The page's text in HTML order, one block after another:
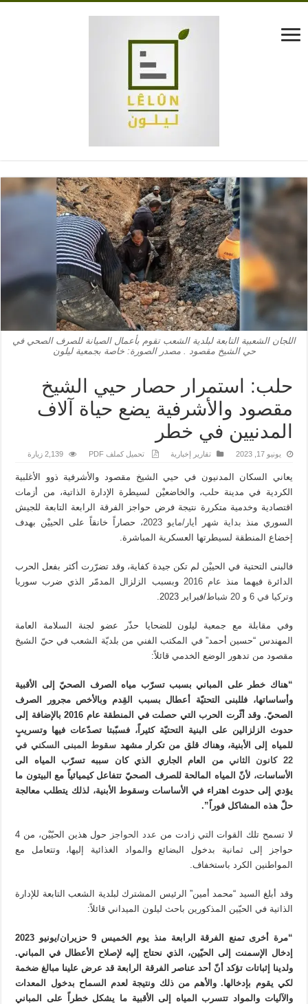
اللجان الشعبية التابعة لبلدية الشعب تقوم بأعمال الصيانة للصرف الصحي في
حي الشيخ مقصود . مصدر الصورة: خاصة بجمعية ليلون
حلب: استمرار حصار حيي الشيخ
مقصود والأشرفية يضع حياة آلاف
المدنيين في خطر
يونيو 17, 2023 تقارير إخبارية تحميل كملف PDF 2,139 زيارة
يعاني السكان المدنيون في حيي الشيخ مقصود والأشرفية ذوو الأغلبية
الكردية في مدينة حلب، والخاضعيْن لسيطرة الإدارة الذاتية، من أزمات
اقتصادية وخدمية متكررة نتيجة فرض حواجز الفرقة الرابعة التابعة للجيش
السوري منذ بداية شهر أيار/مايو 2023
، حصاراً خانقاً على الحييْن بهدف
إخضاع المنطقة لسيطرتها العسكرية المباشرة.
فالبنى التحتية في الحييْن لم تكن جيدة كفاية، وقد تضرّرت أكثر بفعل الحرب
الدائرة فيهما منذ عام 2016
وبسبب الزلزال المدمّر الذي ضرب سوريا
وتركيا في 6 و 20 شباط
/فبراير 2023.
وفي مقابلة مع جمعية ليلون للضحايا حذّر عضو لجنة السلامة العامة
المهندس “حسين أحمد” في المكتب الفني من بلديّة الشعب في حيّ الشيخ
مقصود من تدهور الوضع الخدمي قائلاً:
“هناك خطر على المباني بسبب تسرّب مياه الصرف الصحيّ إلى الأقبية
وأساساتها، فللبنى التحتيّة أعطال بسبب القِدم وبالأخص مجرور الصرف
الصحيّ. وقد أثّرت الحرب التي حصلت في المنطقة عام 2016 بالإضافة إلى
حدوث الزلزالين على البنية التحتيّة كثيراً، فسبّبتا تصدّعات فيها وتسريبٍ
للمياه إلى الأبنية، وهناك قلق من تكرار مشهد سقوط المبنى السكني في
22 كانون الثاني
من العام الجاري الذي كان سببه تسرّب المياه الى
الأساسات، لأنّ المياه المالحة للصرف الصحيّ تتفاعل كيميائياً مع البيتون ما
يؤدي إلى حدوث اهتراء في الأساسات وسقوط الأبنية، لذلك يتطلب معالجة
حلّ هذه المشاكل فوراً”.
لا تسمح تلك القوات التي زادت من عدد الحواجز
حول هذين الحيّيْن، من 4
حواجز إلى ثمانية بدخول البضائع والمواد الغذائية إليها، وتتعامل مع
المواطنين الكرد باستخفاف.
وقد أبلغ السيد “محمد أمين” الرئيس المشترك لبلدية الشعب التابعة للإدارة
الذاتية في الحيّين المذكورين باحث ليلون الميداني قائلاً:
“مرة أخرى تمنع الفرقة الرابعة منذ يوم الخميس 9 حزيران/يونيو 2023
إدخال الإسمنت إلى الحيّين، الذي نحتاج إليه لإصلاح الأعطال في المباني.
ولدينا إثباتات تؤكد أنّ أحد عناصر الفرقة الرابعة قد عرض علينا مبالغ ضخمة
لكي يقوم بإدخالها. والأهم من ذلك ونتيجة لعدم السماح بدخول المعدات
والآليات والمواد تتسرب المياه إلى الأقبية ما يشكل خطراً على المباني